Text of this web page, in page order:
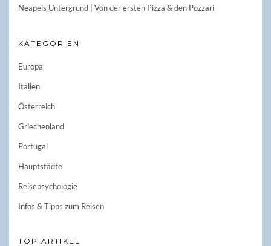
Neapels Untergrund | Von der ersten Pizza & den Pozzari
KATEGORIEN
Europa
Italien
Österreich
Griechenland
Portugal
Hauptstädte
Reisepsychologie
Infos & Tipps zum Reisen
TOP ARTIKEL